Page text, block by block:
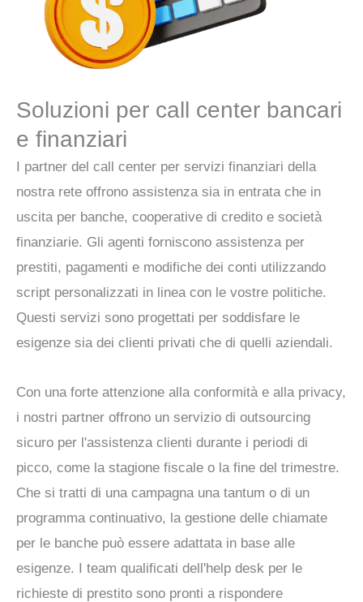
Soluzioni per call center bancari
e finanziari
I partner del call center per servizi finanziari della
nostra rete offrono assistenza sia in entrata che in
uscita per banche, cooperative di credito e società
finanziarie. Gli agenti forniscono assistenza per
prestiti, pagamenti e modifiche dei conti utilizzando
script personalizzati in linea con le vostre politiche.
Questi servizi sono progettati per soddisfare le
esigenze sia dei clienti privati che di quelli aziendali.
Con una forte attenzione alla conformità e alla privacy,
i nostri partner offrono un servizio di outsourcing
sicuro per l'assistenza clienti durante i periodi di
picco, come la stagione fiscale o la fine del trimestre.
Che si tratti di una campagna una tantum o di un
programma continuativo, la gestione delle chiamate
per le banche può essere adattata in base alle
esigenze. I team qualificati dell'help desk per le
richieste di prestito sono pronti a rispondere